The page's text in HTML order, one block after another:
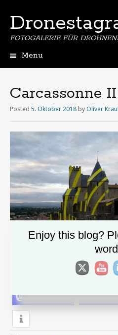
FOTOGALERIE FÜR
Menu
Carcassonne II
Posted 5. Oktober 2018 by Oliver
Copyright dronestagram.de
teilen teilen
Enjoy this blog?